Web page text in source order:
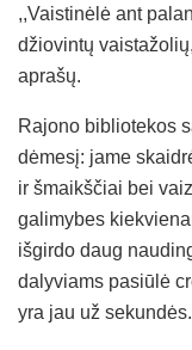
,,Vaistinėlė ant
džiovintų
aprašų.
Rajono bibliotekos
dėmesį: jame
ir šmaikščiai bei
galimybes
išgirdo daug
dalyviams pasiūlė
yra jau už